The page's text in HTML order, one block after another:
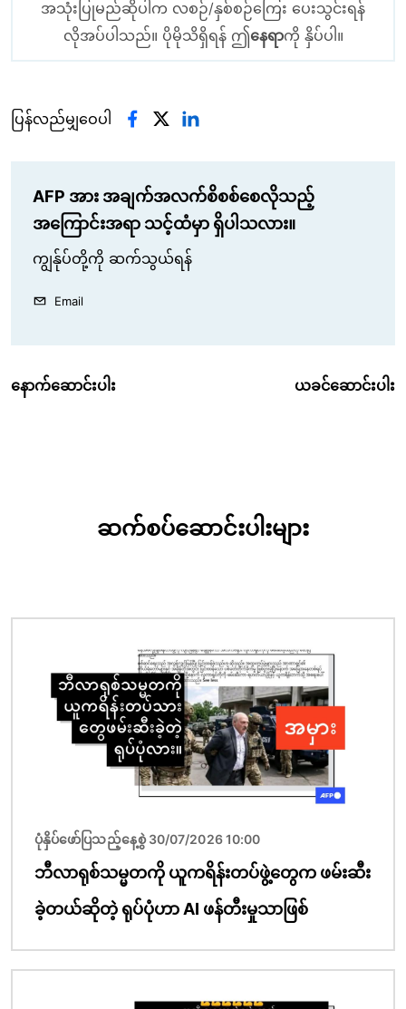
အသုံးပြုမည်ဆိုပါက လစဉ်/နှစ်စဉ်ကြေး ပေးသွင်းရန်
လိုအပ်ပါသည်။ ပိုမိုသိရှိရန် ဤနေရာကို နှိပ်ပါ။
ပြန်လည်မျှဝေပါ
AFP အား အချက်အလက်စိစစ်စေလိုသည့်
အကြောင်းအရာ သင့်ထံမှာ ရှိပါသလား။
ကျွန်ုပ်တို့ကို ဆက်သွယ်ရန်
Email
နောက်ဆောင်းပါး ယခင်ဆောင်းပါး
ဆက်စပ်ဆောင်းပါးများ
ပုံနှိပ်ဖော်ပြသည့်နေ့စွဲ 30/07/2026 10:00
ဘီလာရုစ်သမ္မတကို ယူကရိန်းတပ်ဖွဲ့တွေက ဖမ်းဆီး
ခဲ့တယ်ဆိုတဲ့ ရုပ်ပုံဟာ AI ဖန်တီးမှုသာဖြစ်